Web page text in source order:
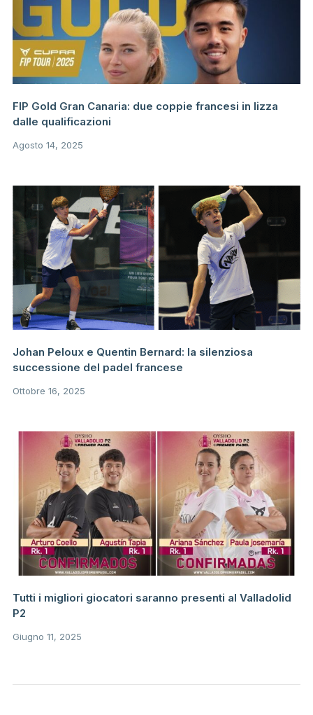
FIP Gold Gran Canaria: due coppie francesi in lizza
dalle qualificazioni
Agosto 14, 2025
Johan Peloux e Quentin Bernard: la silenziosa
successione del padel francese
Ottobre 16, 2025
Tutti i migliori giocatori saranno presenti al Valladolid
P2
Giugno 11, 2025